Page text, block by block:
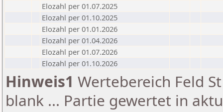
Elozahl per 01.07.2025
Elozahl per 01.10.2025
Elozahl per 01.01.2026
Elozahl per 01.04.2026
Elozahl per 01.07.2026
Elozahl per 01.10.2026
Hinweis1 Wertebereich Feld
blank ... Partie gewertet in